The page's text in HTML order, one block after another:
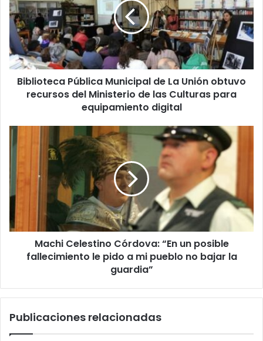
de
La
Unión
obtuvo
recursos
del
Ministerio
para
Biblioteca Pública Municipal de La Unión obtuvo
recursos del Ministerio de las Culturas para
equipamiento digital
Machi
Celestino
un
posible
fallecimiento
le
pido
bajar
guardia”
Machi Celestino Córdova: “En un posible
fallecimiento le pido a mi pueblo no bajar la
guardia”
Publicaciones relacionadas